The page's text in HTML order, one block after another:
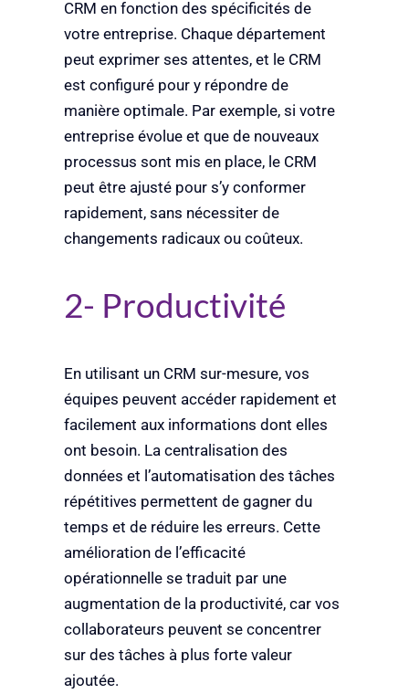
CRM en fonction des spécificités de
votre entreprise. Chaque département
peut exprimer ses attentes, et le CRM
est configuré pour y répondre de
manière optimale. Par exemple, si votre
entreprise évolue et que de nouveaux
processus sont mis en place, le CRM
peut être ajusté pour s’y conformer
rapidement, sans nécessiter de
changements radicaux ou coûteux.
2- Productivité
En utilisant un CRM sur-mesure, vos
équipes peuvent accéder rapidement et
facilement aux informations dont elles
ont besoin. La centralisation des
données et l’automatisation des tâches
répétitives permettent de gagner du
temps et de réduire les erreurs. Cette
amélioration de l’efficacité
opérationnelle se traduit par une
augmentation de la productivité, car vos
collaborateurs peuvent se concentrer
sur des tâches à plus forte valeur
ajoutée.